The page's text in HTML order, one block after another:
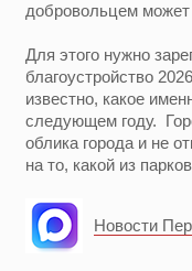
добровольцем
Для этого нужно
благоустройство
известно, какое
следующем году.
облика города и не
на то, какой из
Новости